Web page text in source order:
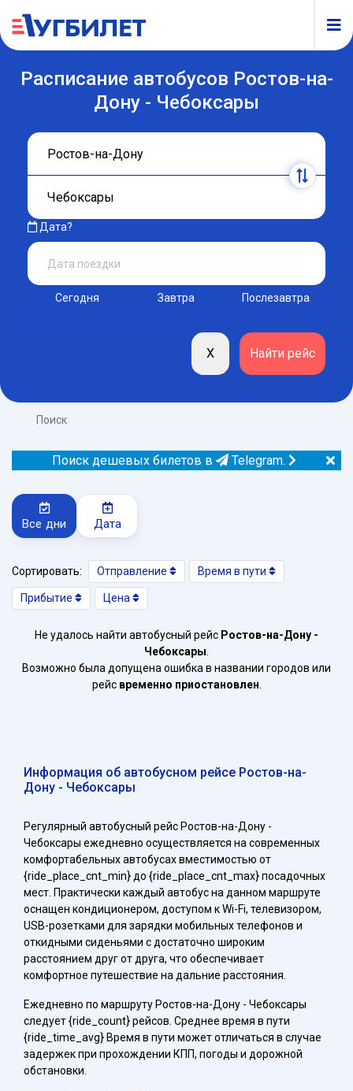
Расписание автобусов Ростов-на-
Дону - Чебоксары
Дата?
Сегодня Завтра Послезавтра
Поиск
Поиск дешевых билетов в Telegram.
Все дни Дата
Сортировать: Отправление Время в пути
Прибытие Цена
Не удалось найти автобусный рейс Ростов-на-Дону -
Чебоксары
Возможно была допущена ошибка в названии городов или
рейс временно приостановлен
Информация об автобусном рейсе Ростов-на-
Дону - Чебоксары
Регулярный автобусный рейс Ростов-на-Дону -
Чебоксары ежедневно осуществляется на современных
комфортабельных автобусах вместимостью от
{ride_place_cnt_min} до {ride_place_cnt_max} посадочных
мест. Практически каждый автобус на данном маршруте
оснащен кондиционером, доступом к Wi-Fi, телевизором,
USB-розетками для зарядки мобильных телефонов и
откидными сиденьями с достаточно широким
расстоянием друг от друга, что обеспечивает
комфортное путешествие на дальние расстояния.
Ежедневно по маршруту Ростов-на-Дону - Чебоксары
следует {ride_count} рейсов. Среднее время в пути
{ride_time_avg} Время в пути может отличаться в случае
задержек при прохождении КПП, погоды и дорожной
обстановки.